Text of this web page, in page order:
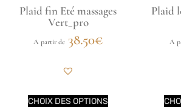
Plaid fin Eté massages
Vert_pro
A partir de 38.50€
CHOIX DES OPTIONS
Plaid
A